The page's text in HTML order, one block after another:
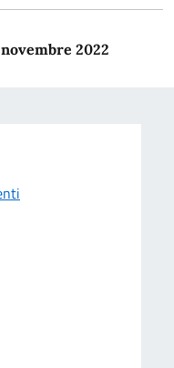
2022